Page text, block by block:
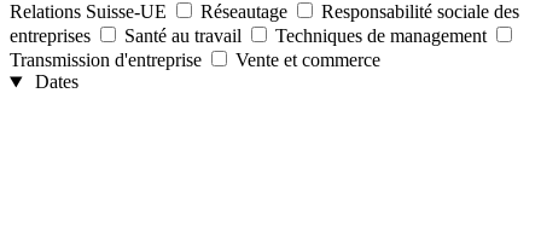
Relations Suisse-UE
Réseautage
Responsabilité sociale des
entreprises
Santé au travail
Techniques de management
Transmission d'entreprise
Vente et commerce
Dates